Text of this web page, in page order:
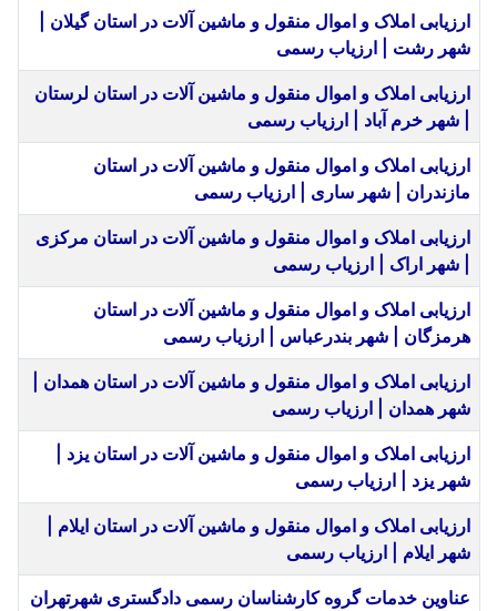
ارزیابی املاک و اموال منقول و ماشین آلات در استان گیلان |
شهر رشت | ارزیاب رسمی
ارزیابی املاک و اموال منقول و ماشین آلات در استان لرستان
| شهر خرم آباد | ارزیاب رسمی
ارزیابی املاک و اموال منقول و ماشین آلات در استان
مازندران | شهر ساری | ارزیاب رسمی
ارزیابی املاک و اموال منقول و ماشین آلات در استان مرکزی
| شهر اراک | ارزیاب رسمی
ارزیابی املاک و اموال منقول و ماشین آلات در استان
هرمزگان | شهر بندرعباس | ارزیاب رسمی
ارزیابی املاک و اموال منقول و ماشین آلات در استان همدان |
شهر همدان | ارزیاب رسمی
ارزیابی املاک و اموال منقول و ماشین آلات در استان یزد |
شهر یزد | ارزیاب رسمی
ارزیابی املاک و اموال منقول و ماشین آلات در استان ایلام |
شهر ایلام | ارزیاب رسمی
عناوین خدمات گروه کارشناسان رسمی دادگستری شهرتهران